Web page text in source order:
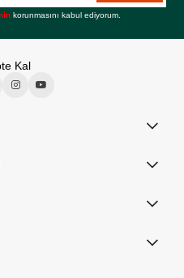
korunmasını kabul ediyorum.
Kal